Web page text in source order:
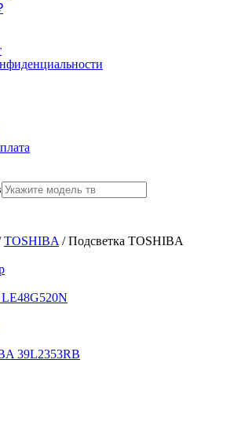
TOSHIBA /Подсветка TOSHIBA
39L2353RB